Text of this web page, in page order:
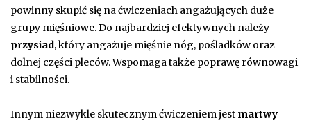
powinny skupić się na ćwiczeniach angażujących duże
grupy mięśniowe. Do najbardziej efektywnych należy
przysiad, który angażuje mięśnie nóg, pośladków oraz
dolnej części pleców. Wspomaga także poprawę równowagi
i stabilności.
Innym niezwykle skutecznym ćwiczeniem jest martwy